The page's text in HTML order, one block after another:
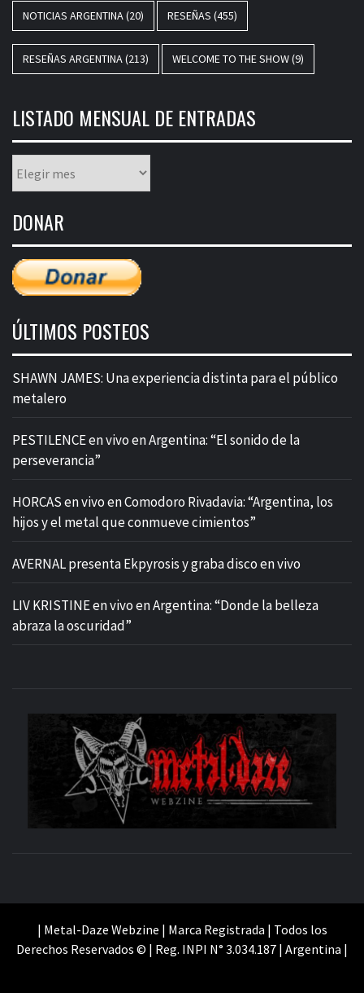
NOTICIAS ARGENTINA(20) RESEÑAS (455)
RESEÑAS ARGENTINA(213) WELCOME TO THE SHOW(9)
LISTADO MENSUAL DE ENTRADAS
mensual
entradas
DONAR
ÚLTIMOS POSTEOS
SHAWN JAMES: Una experiencia distinta para el público
metalero
PESTILENCE en vivo en Argentina: “El sonido de la
perseverancia”
HORCAS en vivo en Comodoro Rivadavia: “Argentina, los
hijos y el metal que conmueve cimientos”
AVERNAL presenta Ekpyrosis y graba disco en vivo
LIV KRISTINE en vivo en Argentina: “Donde la belleza
abraza la oscuridad”
| Metal-Daze Webzine | Marca Registrada | Todos los
Derechos Reservados © | Reg. INPI N° 3.034.187 | Argentina |